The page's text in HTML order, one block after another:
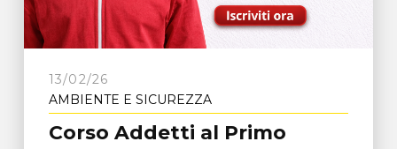
13/02/26
AMBIENTE E SICUREZZA
Corso Addetti al Primo